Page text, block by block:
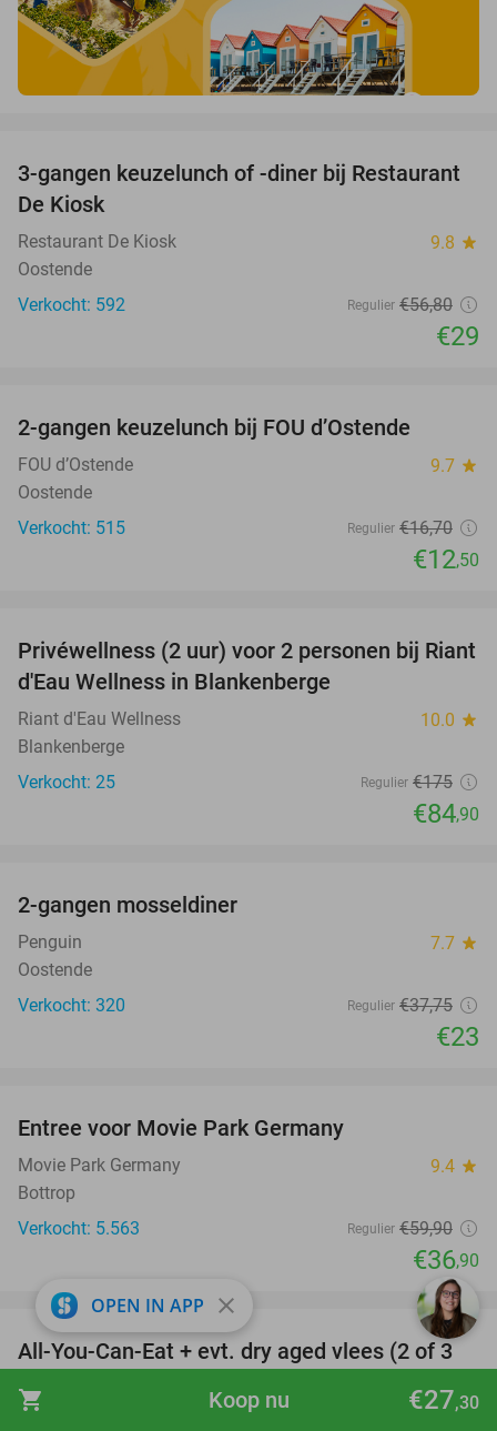
shopping_cart €27,30
Koop nu
49%
3-gangen keuzelunch of -diner bij Restaurant
De Kiosk
Restaurant De Kiosk 9.8 star
Oostende
Verkocht: 592
Regulier €56,80
€29
2-gangen keuzelunch bij FOU d’Ostende
FOU d’Ostende 9.7 star
Oostende
Verkocht: 515
Regulier €16,70
€12,50
51%
Privéwellness (2 uur) voor 2 personen bij Riant
d'Eau Wellness in Blankenberge
Riant d'Eau Wellness 10.0 star
Blankenberge
Verkocht: 25
Regulier €175
€84,90
2-gangen mosseldiner
Penguin 7.7 star
Oostende
Verkocht: 320
Regulier €37,75
€23
Entree voor Movie Park Germany
Movie Park Germany 9.4 star
Bottrop
Verkocht: 5.563
Regulier €59,90
€36,90
29%
favorite_border
All-You-Can-Eat + evt. dry aged vlees (2 of 3
uur)
OPEN IN APP close